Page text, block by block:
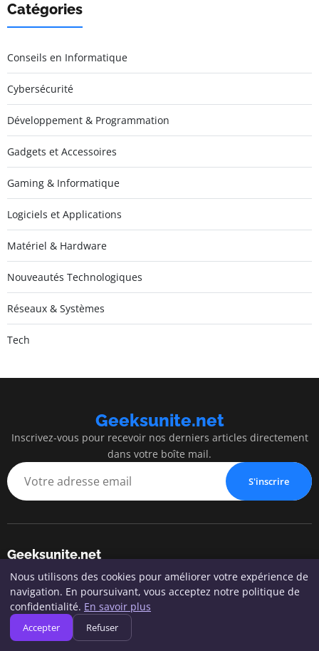
Catégories
Conseils en Informatique
Cybersécurité
Développement & Programmation
Gadgets et Accessoires
Gaming & Informatique
Logiciels et Applications
Matériel & Hardware
Nouveautés Technologiques
Réseaux & Systèmes
Tech
Geeksunite.net
Inscrivez-vous pour recevoir nos derniers articles directement
dans votre boîte mail.
S'inscrire
Geeksunite.net
Blog d'actualités et d'informations
Catégories
Nous utilisons des cookies pour améliorer votre expérience de
navigation. En poursuivant, vous acceptez notre politique de
confidentialité. En savoir plus
Accepter Refuser